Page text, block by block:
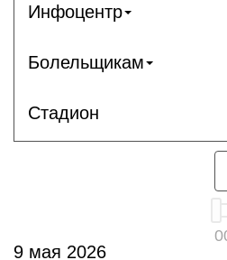
Инфоцентр
Болельщикам
Стадион
9 мая 2026